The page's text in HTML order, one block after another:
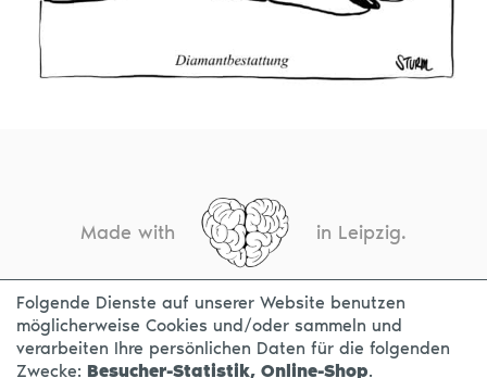
Made with in Leipzig.
KONTAKT IMPRESSUM DATENSCHUTZ
Folgende Dienste auf unserer Website benutzen
möglicherweise Cookies und/oder sammeln und
verarbeiten Ihre persönlichen Daten für die folgenden
Zwecke: Besucher-Statistik, Online-Shop.